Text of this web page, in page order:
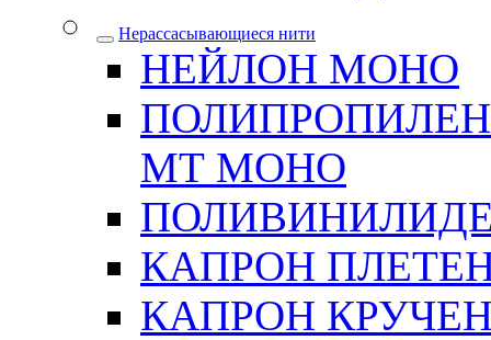
Нерассасывающиеся нити
НЕЙЛОН МОНО
МТ МОНО
КАПРОН
КАПРОН